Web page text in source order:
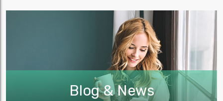
Blog & News